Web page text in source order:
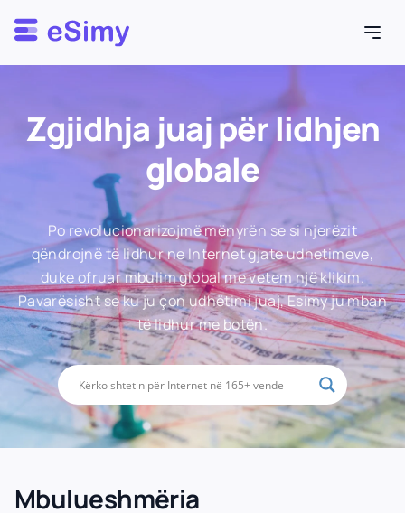
Esimy
Zgjidhja juaj për lidhjen
globale
Po revolucionarizojmë mënyrën se si njerëzit
qëndrojnë të lidhur ne Internet gjate udhetimeve,
duke ofruar mbulim global me vetem një klikim.
Pavarësisht se ku ju çon udhëtimi juaj, Esimy ju mban
të lidhur me botën.
Mbulueshmëria